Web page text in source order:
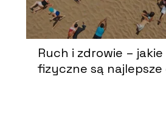
Ruch i zdrowie –
fizyczne są najlepsze